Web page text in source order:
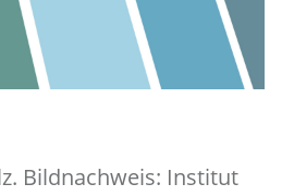
Bildnachweis: Institut